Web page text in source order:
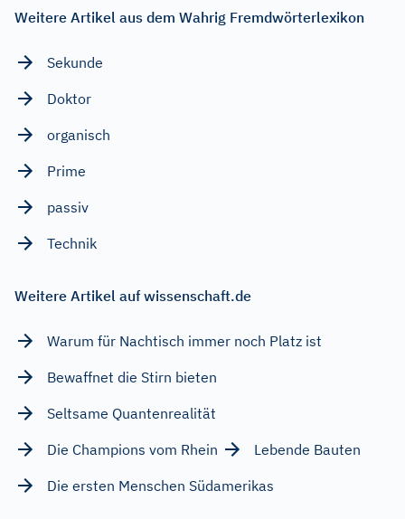
Weitere Artikel aus dem Wahrig Fremdwörterlexikon
Sekunde
Doktor
organisch
Prime
passiv
Technik
Weitere Artikel auf wissenschaft.de
Warum für Nachtisch immer noch Platz ist
Bewaffnet die Stirn bieten
Seltsame Quantenrealität
Die Champions vom Rhein
Lebende Bauten
Die ersten Menschen Südamerikas